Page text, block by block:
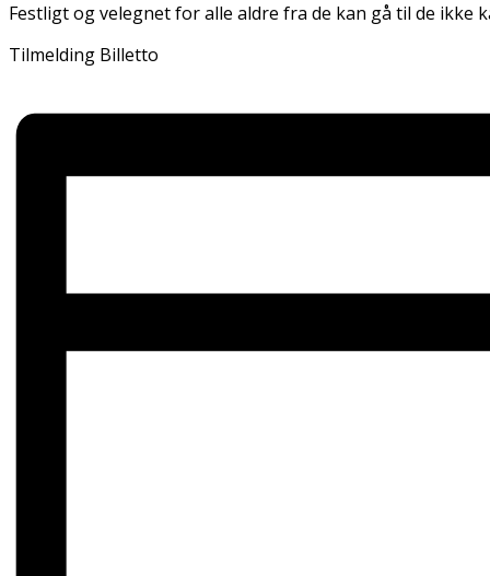
Festligt og velegnet for alle aldre fra de kan gå til de ikke
Tilmelding Billetto